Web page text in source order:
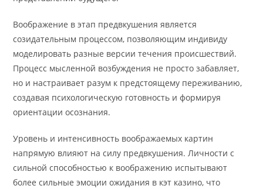
Воображение в этап предвкушения является
созидательным процессом, позволяющим индивиду
моделировать разные версии течения происшествий.
Процесс мысленной возбуждения не просто забавляет,
но и настраивает разум к предстоящему переживанию,
создавая психологическую готовность и формируя
ориентации осознания.
Уровень и интенсивность воображаемых картин
напрямую влияют на силу предвкушения. Личности с
сильной способностью к воображению испытывают
более сильные эмоции ожидания в кэт казино, что